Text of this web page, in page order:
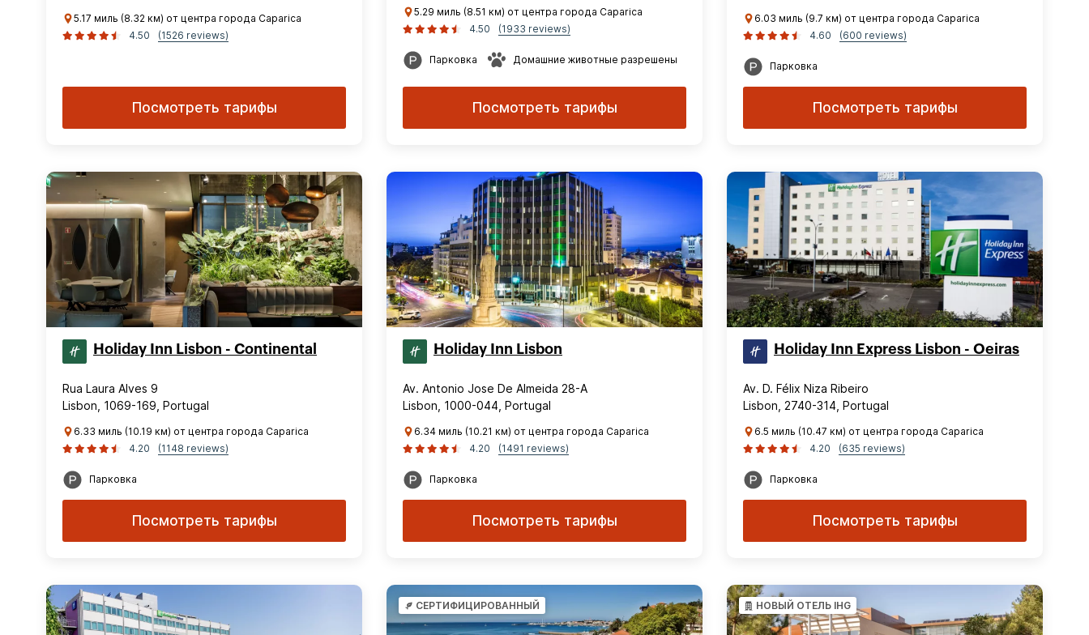
5.17 миль (8.32 км) от центра города Caparica
4.50
(1526 reviews)
Посмотреть тарифы
5.29 миль (8.51 км) от центра города Caparica
4.50
(1933 reviews)
Парковка Домашние животные разрешены
Посмотреть тарифы
6.03 миль (9.7 км) от центра города Caparica
4.60
(600 reviews)
Парковка
Посмотреть тарифы
Holiday Inn Lisbon - Continental
Rua Laura Alves 9
Lisbon, 1069-169, Portugal
6.33 миль (10.19 км) от центра города Caparica
4.20
(1148 reviews)
Парковка
Посмотреть тарифы
Holiday Inn Lisbon
Av. Antonio Jose De Almeida 28-A
Lisbon, 1000-044, Portugal
6.34 миль (10.21 км) от центра города Caparica
4.20
(1491 reviews)
Парковка
Посмотреть тарифы
Holiday Inn Express Lisbon - Oeiras
Av. D. Félix Niza Ribeiro
Lisbon, 2740-314, Portugal
6.5 миль (10.47 км) от центра города Caparica
4.20
(635 reviews)
Парковка
Посмотреть тарифы
СЕРТИФИЦИРОВАННЫЙ НОВЫЙ ОТЕЛЬ IHG